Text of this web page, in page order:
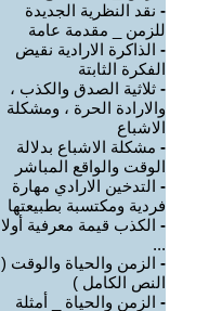
- نقد النظرية الجديدة
للزمن _ مقدمة عامة
- الذاكرة الارادية نقيض
الفكرة الثابتة
- ثلاثية الصدق والكذب ،
والارادة الحرة ، ومشكلة
الاشباع
- مشكلة الاشباع بدلالة
الوقت والواقع المباشر
- التدخين الارادي مهارة
فردية ومكتسبة بطبيعتها
- الكذب قيمة معرفية أولا
...
- الزمن والحياة والوقت (
النص الكامل )
- الزمن والحياة _ أمثلة